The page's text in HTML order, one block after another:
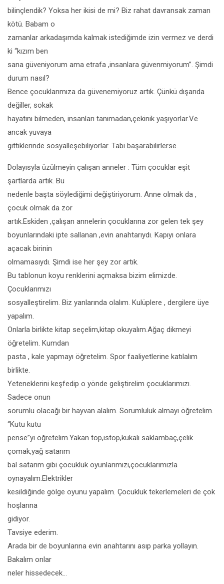
bilinçlendik? Yoksa her ikisi de mi? Biz rahat davransak zaman
kötü. Babam o
zamanlar arkadaşımda kalmak istediğimde izin vermez ve derdi
ki “kızım ben
sana güveniyorum ama etrafa ,insanlara güvenmiyorum”. Şimdi
durum nasıl?
Bence çocuklarımıza da güvenemiyoruz artık. Çünkü dışarıda
değiller, sokak
hayatını bilmeden, insanları tanımadan,çekinik yaşıyorlar.Ve
ancak yuvaya
gittiklerinde sosyalleşebiliyorlar. Tabi başarabilirlerse.
Dolayısyla üzülmeyin çalışan anneler : Tüm çocuklar eşit
şartlarda artık. Bu
nedenle başta söylediğimi değiştiriyorum. Anne olmak da ,
çocuk olmak da zor
artık.Eskiden ,çalışan annelerin çocuklarına zor gelen tek şey
boyunlarındaki ipte sallanan ,evin anahtarıydı. Kapıyı onlara
açacak birinin
olmamasıydı. Şimdi ise her şey zor artık.
Bu tablonun koyu renklerini açmaksa bizim elimizde.
Çocuklarımızı
sosyalleştirelim. Biz yanlarında olalım. Kulüplere , dergilere üye
yapalım.
Onlarla birlikte kitap seçelim,kitap okuyalım.Ağaç dikmeyi
öğretelim. Kumdan
pasta , kale yapmayı öğretelim. Spor faaliyetlerine katılalım
birlikte.
Yeteneklerini keşfedip o yönde geliştirelim çocuklarımızı.
Sadece onun
sorumlu olacağı bir hayvan alalım. Sorumluluk almayı öğretelim.
“Kutu kutu
pense”yi öğretelim.Yakan top,istop,kukalı saklambaç,çelik
çomak,yağ satarım
bal satarım gibi çocukluk oyunlarımızı,çocuklarımızla
oynayalım.Elektrikler
kesildiğinde gölge oyunu yapalım. Çocukluk tekerlemeleri de çok
hoşlarına
gidiyor.
Tavsiye ederim.
Arada bir de boyunlarına evin anahtarını asıp parka yollayın.
Bakalım onlar
neler hissedecek…